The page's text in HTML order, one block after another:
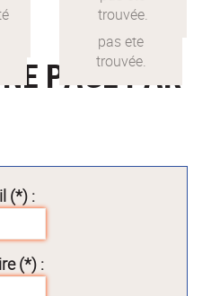
PAGE PAR
(*) :
(*) :